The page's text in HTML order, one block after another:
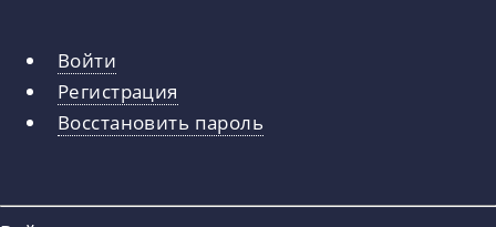
Главные
вкладки
Войти
Регистрация
Восстановить пароль